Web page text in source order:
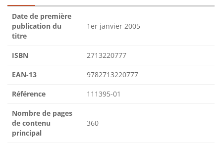
Date de première
publication du
titre
1er janvier 2005
ISBN 2713220777
EAN-13 9782713220777
Référence 111395-01
Nombre de pages
de contenu
principal
360